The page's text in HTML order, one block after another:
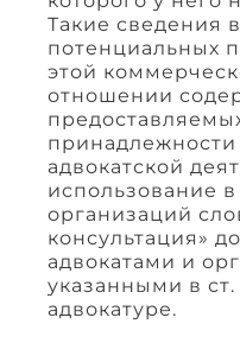
Такие сведения
потенциальных
этой
отношении
адвокатской
использование
организаций
консультация»
адвокатами и
указанными в ст.
адвокатуре.